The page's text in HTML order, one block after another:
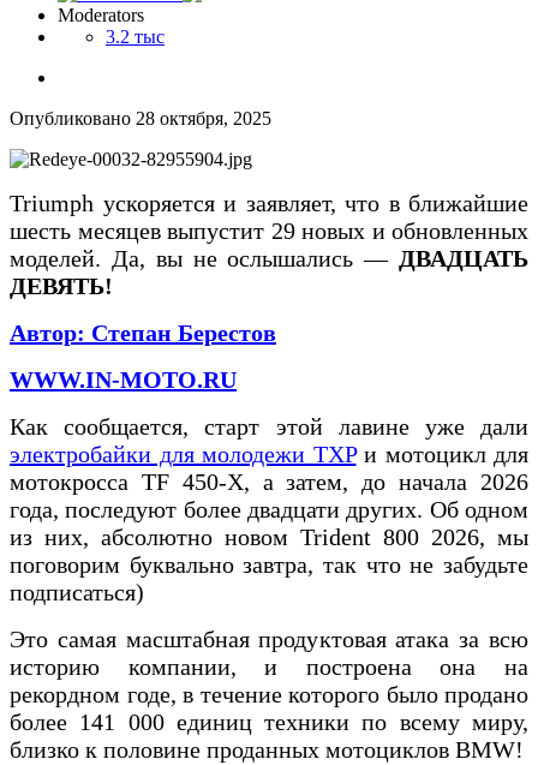
Moderators
3.2 тыс
Опубликовано 28 октября, 2025
Triumph ускоряется и заявляет, что в ближайшие
шесть месяцев выпустит 29 новых и обновленных
моделей. Да, вы не ослышались — ДВАДЦАТЬ
ДЕВЯТЬ!
Автор: Степан Берестов
WWW.IN-MOTO.RU
Как сообщается, старт этой лавине уже дали
электробайки для молодежи TXPи мотоцикл для
мотокросса TF 450-X, а затем, до начала 2026
года, последуют более двадцати других. Об одном
из них, абсолютно новом Trident 800 2026, мы
поговорим буквально завтра, так что не забудьте
подписаться)
Это самая масштабная продуктовая атака за всю
историю компании, и построена она на
рекордном годе, в течение которого было продано
более 141 000 единиц техники по всему миру,
близко к половине проданных мотоциклов BMW!